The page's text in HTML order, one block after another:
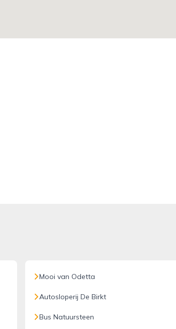
Mooi van Odetta
Autosloperij De Birkt
Bus Natuursteen